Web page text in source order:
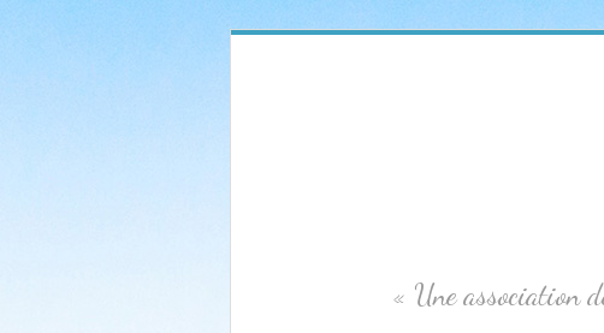
« Une association